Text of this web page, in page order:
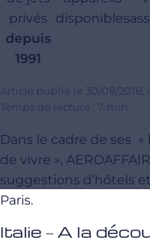
privés
depuis
1991
disponibles
Article publié le 30/08/2018
Temps de lecture : 7 min
Dans le cadre de ses
de vivre »,
suggestions d’hôtels
Paris.
Italie – A la